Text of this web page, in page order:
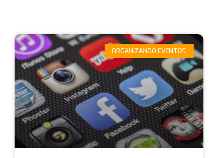
ORGANIZANDO EVENTOS